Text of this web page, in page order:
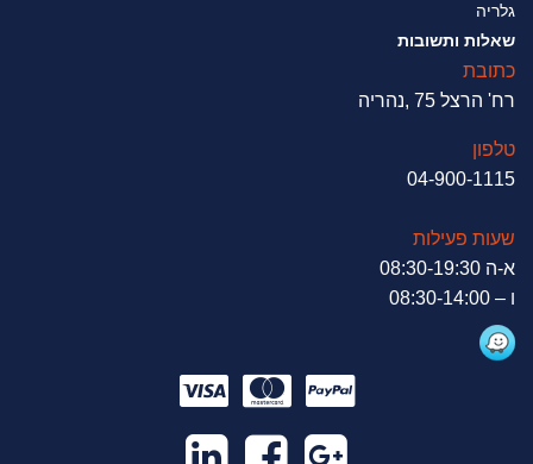
גלריה
שאלות ותשובות
כתובת
רח' הרצל 75 ,נהריה
טלפון
04-900-1115
שעות פעילות
א-ה 08:30-19:30
ו – 08:30-14:00